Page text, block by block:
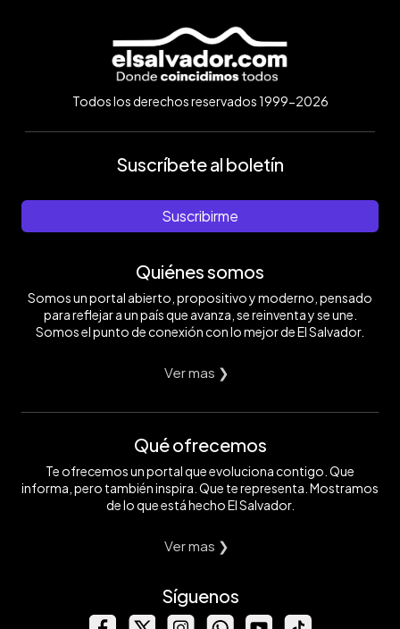
Todos los derechos reservados 1999-2026
Suscríbete al boletín
Suscribirme
Quiénes somos
Somos un portal abierto, propositivo y moderno, pensado
para reflejar a un país que avanza, se reinventa y se une.
Somos el punto de conexión con lo mejor de El Salvador.
Ver mas ❯
Qué ofrecemos
Te ofrecemos un portal que evoluciona contigo. Que
informa, pero también inspira. Que te representa. Mostramos
de lo que está hecho El Salvador.
Ver mas ❯
Síguenos